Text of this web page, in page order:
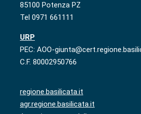
85100 Potenza PZ
Tel 0971 661111
URP
PEC: AOO-
C.F. 80002950766
regione.basilicata.it
agr.regione.basilicata.it